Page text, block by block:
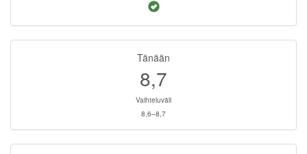
Tänään
8,7
Vaihteluväli
8,6–8,7